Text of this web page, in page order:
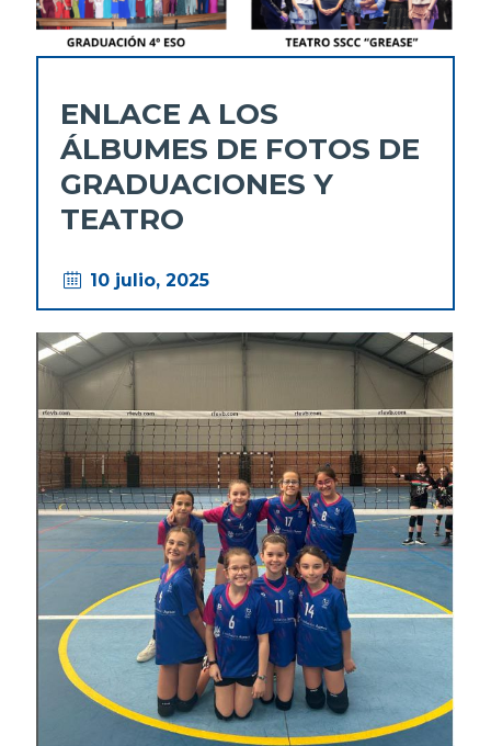
ENLACE A LOS
ÁLBUMES DE FOTOS DE
GRADUACIONES Y
TEATRO
10 julio, 2025